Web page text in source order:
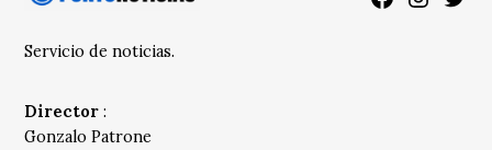
Servicio de noticias.
Director :
Gonzalo Patrone